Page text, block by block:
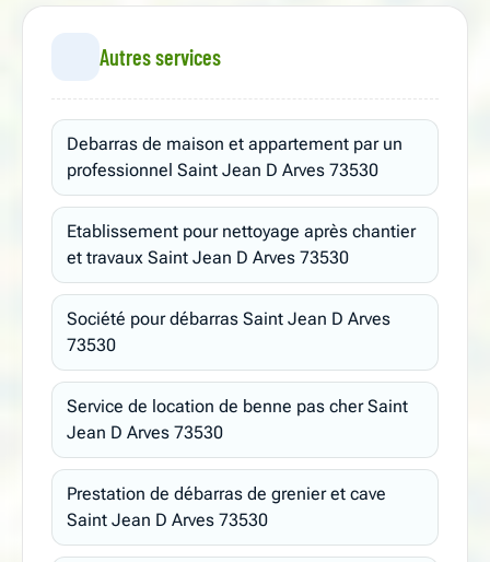
Autres services
Debarras de maison et appartement par un
professionnel Saint Jean D Arves 73530
Etablissement pour nettoyage après chantier
et travaux Saint Jean D Arves 73530
Société pour débarras Saint Jean D Arves
73530
Service de location de benne pas cher Saint
Jean D Arves 73530
Prestation de débarras de grenier et cave
Saint Jean D Arves 73530